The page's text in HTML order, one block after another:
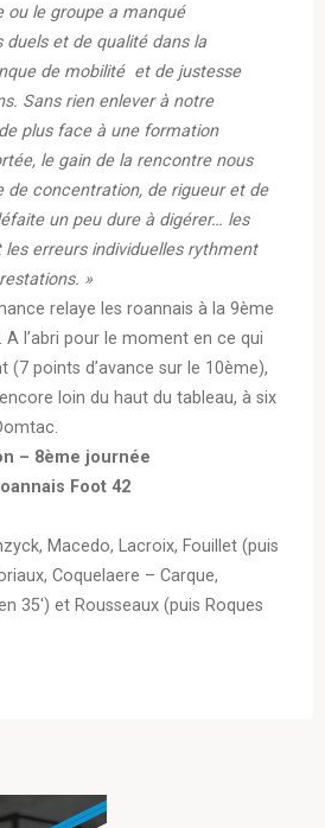
ou le groupe a manqué
duels et de qualité dans la
de mobilité et de justesse
Sans rien enlever à notre
plus face à une formation
le gain de la rencontre nous
de concentration, de rigueur et de
un peu dure à digérer… les
erreurs individuelles rythment
»
relaye les roannais à la 9ème
l’abri pour le moment en ce qui
(7 points d’avance sur le 10ème),
loin du haut du tableau, à six
– 8ème journée
Foot 42
Macedo, Lacroix, Fouillet (puis
Coquelaere – Carque,
35′) et Rousseaux (puis Roques